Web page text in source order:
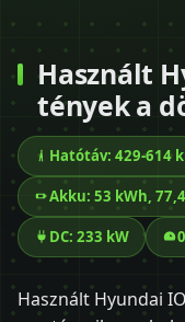
Használt
tények a
Hatótáv: 429-614
Akku: 53 kWh,
DC: 233 kW
Használt Hyundai